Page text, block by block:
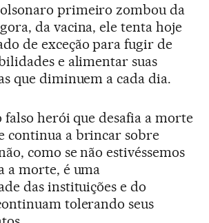
primeiro zombou da
da vacina, ele tenta hoje
de exceção para fugir de
e alimentar suas
que diminuem a cada dia.
falso herói que desafia a morte
continua a brincar sobre
como se não estivéssemos
a morte, é uma
das instituições e do
tolerando seus